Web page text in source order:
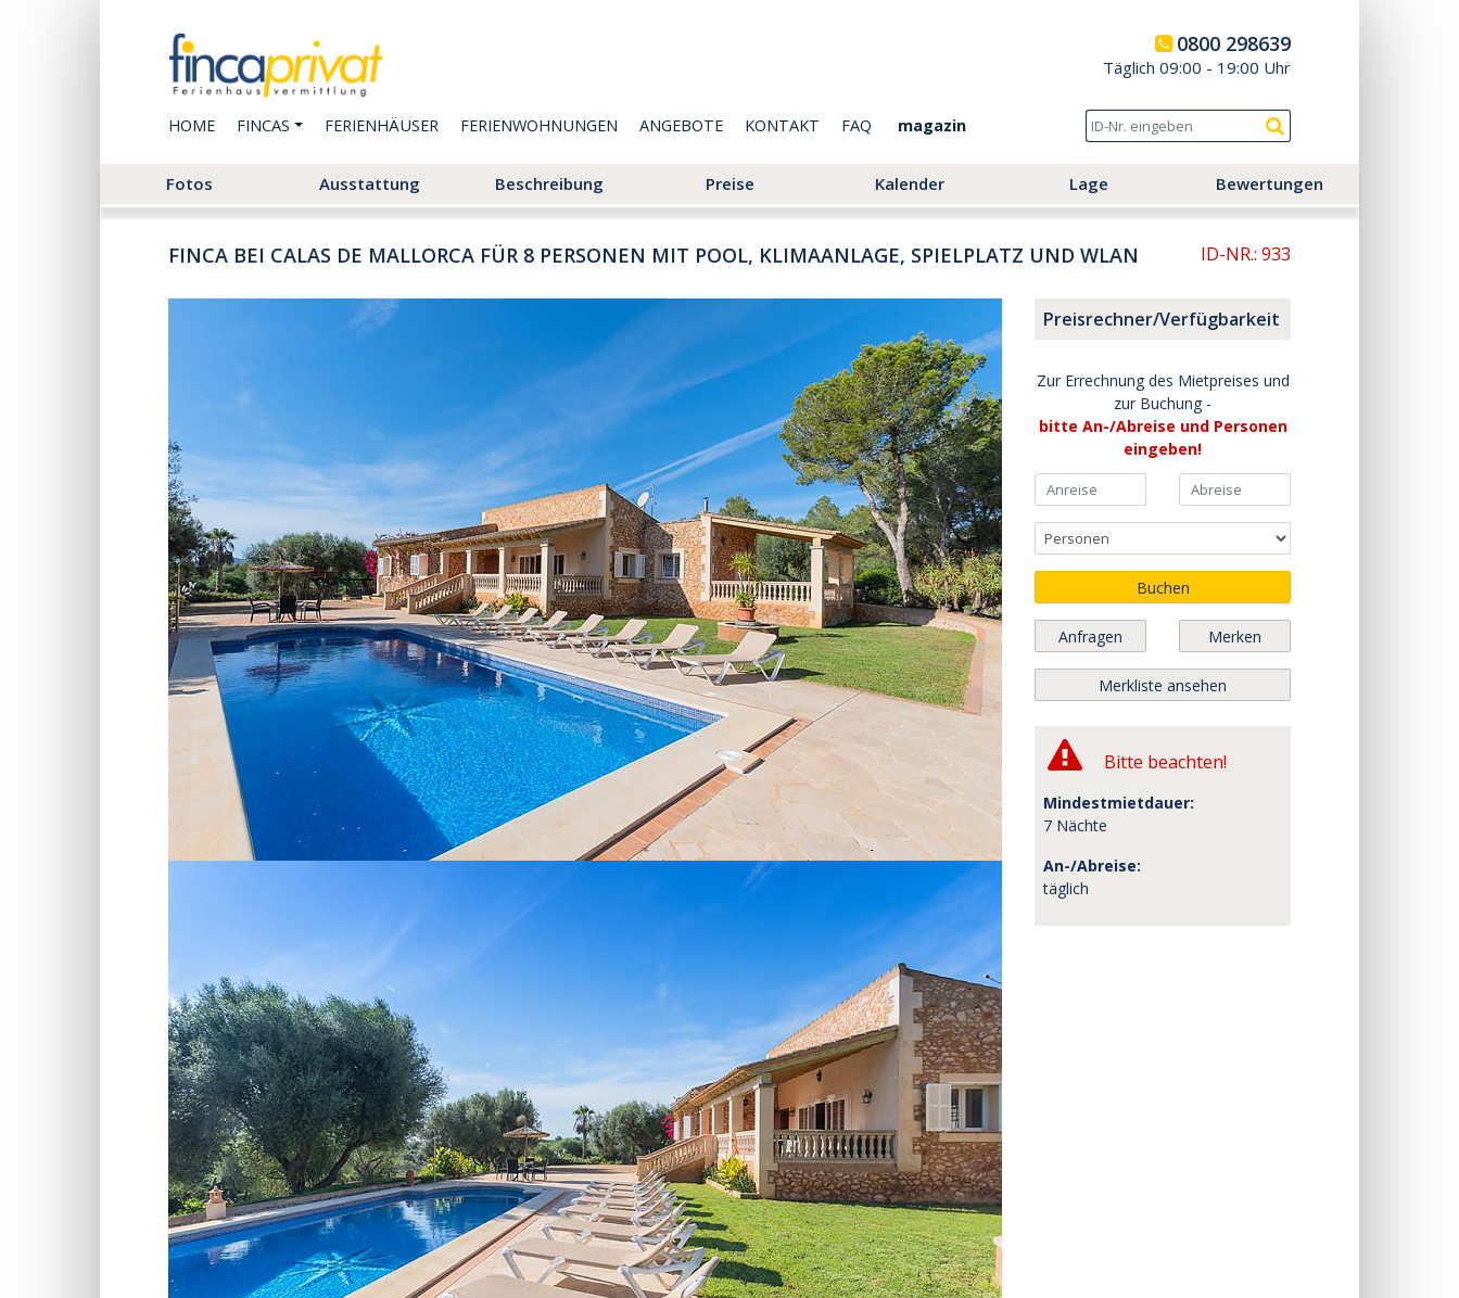
0800 298639
Täglich 09:00 - 19:00 Uhr
HOME FINCAS FERIENHÄUSER FERIENWOHNUNGEN ANGEBOTE KONTAKT FAQ magazin
Fotos Ausstattung Beschreibung Preise Kalender Lage Bewertungen
FINCA BEI CALAS DE MALLORCA FÜR 8 PERSONEN MIT POOL, KLIMAANLAGE, SPIELPLATZ UND WLAN ID-NR.: 933
Preisrechner/Verfügbarkeit
Zur Errechnung des Mietpreises und
zur Buchung -
bitte An-/Abreise und Personen
eingeben!
Buchen
Anfragen Merken
Merkliste ansehen
Bitte beachten!
Mindestmietdauer:
7 Nächte
An-/Abreise:
täglich